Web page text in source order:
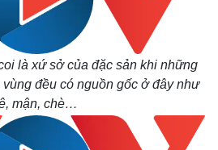
là xứ sở của đặc sản khi những
đều có nguồn gốc ở đây như
mận, chè…